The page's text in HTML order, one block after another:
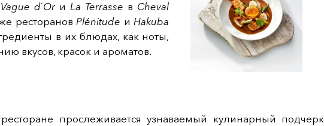
d`OrиLa Terrasse в Cheval
ресторановPlénitude иHakuba
в их блюдах, как ноты,
вкусов, красок и ароматов.
прослеживается узнаваемый кулинарный подчерк